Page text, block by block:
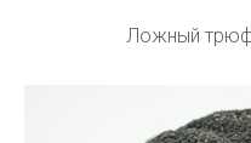
Ложный